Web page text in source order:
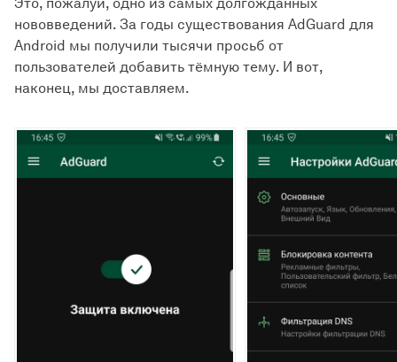
нововведений. За годы существования AdGuard для
Android мы получили тысячи просьб от
пользователей добавить тёмную тему. И вот,
наконец, мы доставляем.